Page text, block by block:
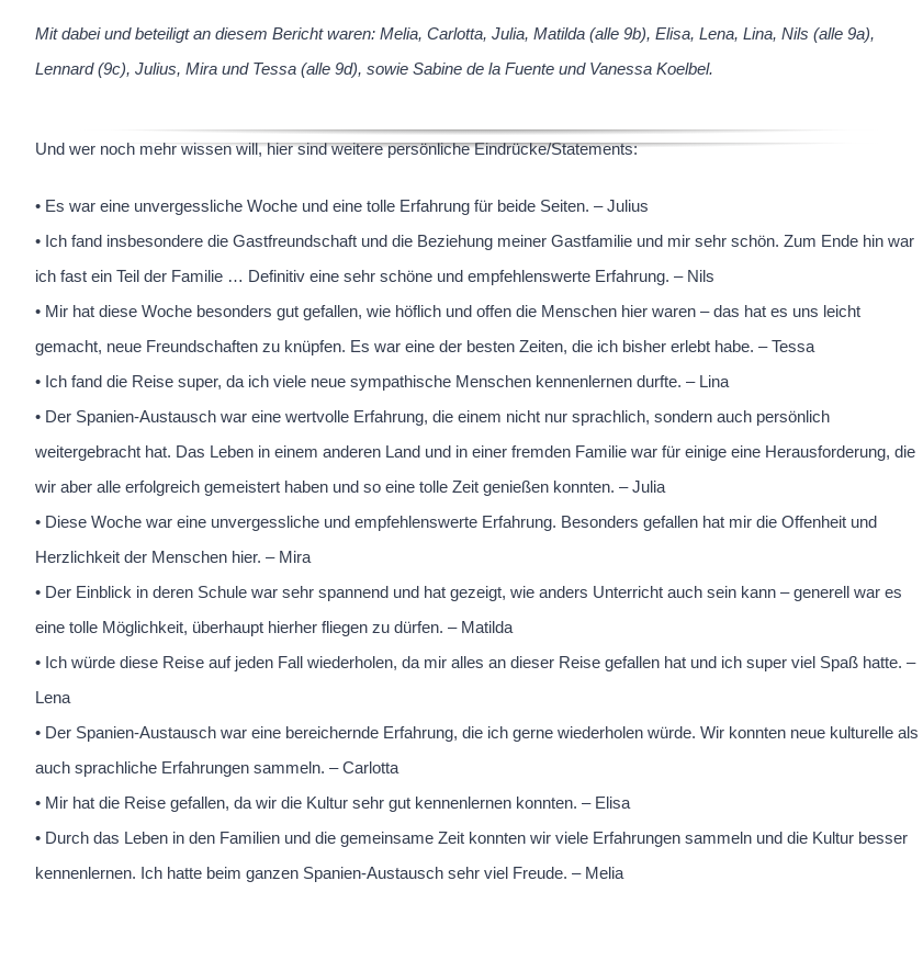
Mit dabei und beteiligt an diesem Bericht waren: Melia, Carlotta, Julia, Matilda (alle 9b), Elisa, Lena, Lina, Nils (alle 9a),
Lennard (9c), Julius, Mira und Tessa (alle 9d), sowie Sabine de la Fuente und Vanessa Koelbel.
Und wer noch mehr wissen will, hier sind weitere persönliche Eindrücke/Statements:
• Es war eine unvergessliche Woche und eine tolle Erfahrung für beide Seiten. – Julius
• Ich fand insbesondere die Gastfreundschaft und die Beziehung meiner Gastfamilie und mir sehr schön. Zum Ende hin war
ich fast ein Teil der Familie … Definitiv eine sehr schöne und empfehlenswerte Erfahrung. – Nils
• Mir hat diese Woche besonders gut gefallen, wie höflich und offen die Menschen hier waren – das hat es uns leicht
gemacht, neue Freundschaften zu knüpfen. Es war eine der besten Zeiten, die ich bisher erlebt habe. – Tessa
• Ich fand die Reise super, da ich viele neue sympathische Menschen kennenlernen durfte. – Lina
• Der Spanien-Austausch war eine wertvolle Erfahrung, die einem nicht nur sprachlich, sondern auch persönlich
weitergebracht hat. Das Leben in einem anderen Land und in einer fremden Familie war für einige eine Herausforderung, die
wir aber alle erfolgreich gemeistert haben und so eine tolle Zeit genießen konnten. – Julia
• Diese Woche war eine unvergessliche und empfehlenswerte Erfahrung. Besonders gefallen hat mir die Offenheit und
Herzlichkeit der Menschen hier. – Mira
• Der Einblick in deren Schule war sehr spannend und hat gezeigt, wie anders Unterricht auch sein kann – generell war es
eine tolle Möglichkeit, überhaupt hierher fliegen zu dürfen. – Matilda
• Ich würde diese Reise auf jeden Fall wiederholen, da mir alles an dieser Reise gefallen hat und ich super viel Spaß hatte. –
Lena
• Der Spanien-Austausch war eine bereichernde Erfahrung, die ich gerne wiederholen würde. Wir konnten neue kulturelle als
auch sprachliche Erfahrungen sammeln. – Carlotta
• Mir hat die Reise gefallen, da wir die Kultur sehr gut kennenlernen konnten. – Elisa
• Durch das Leben in den Familien und die gemeinsame Zeit konnten wir viele Erfahrungen sammeln und die Kultur besser
kennenlernen. Ich hatte beim ganzen Spanien-Austausch sehr viel Freude. – Melia